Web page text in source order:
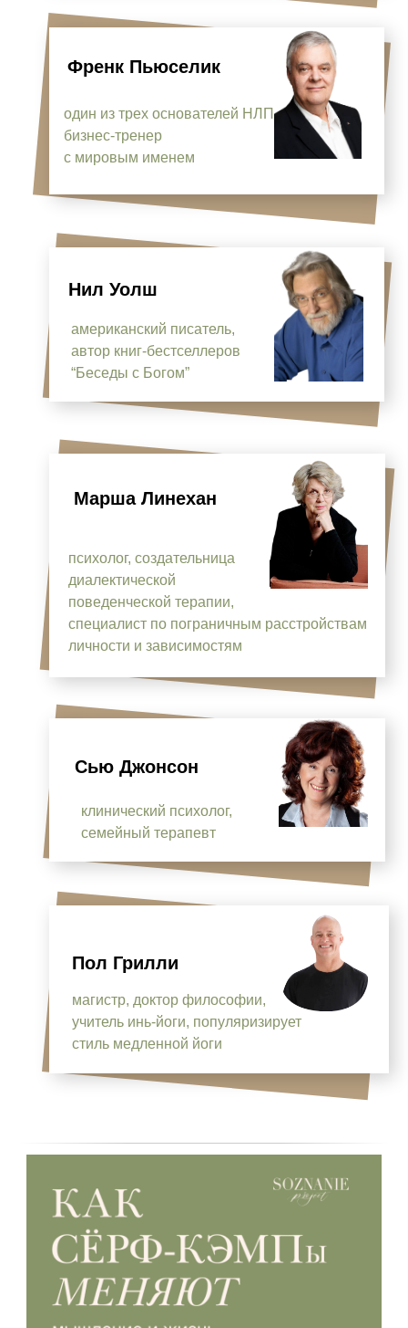
Нил Уолш
американский писатель,
автор книг-бестселлеров
“Беседы с Богом”
Сью Джонсон
Марша Линехан
Френк Пьюселик
клинический психолог,
семейный терапевт
психолог, создательница
диалектической
поведенческой терапии,
специалист по пограничным расстройствам
личности и зависимостям
один из трех основателей НЛП,
бизнес-тренер
с мировым именем
Пол Грилли
магистр, доктор философии,
учитель инь-йоги, популяризирует
стиль медленной йоги